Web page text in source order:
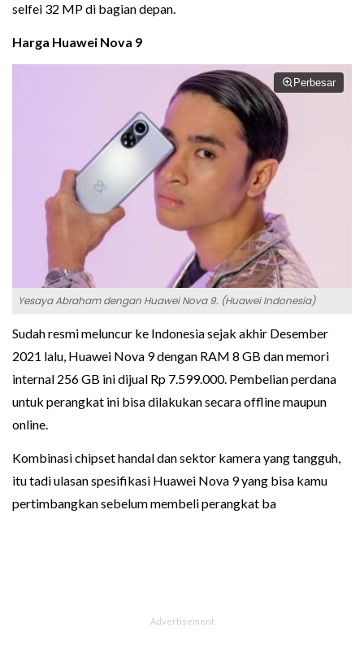
selfei 32 MP di bagian depan.
Harga Huawei Nova 9
Perbesar
Yesaya Abraham dengan Huawei Nova 9. (Huawei Indonesia)
Sudah resmi meluncur ke Indonesia sejak akhir Desember
2021 lalu, Huawei Nova 9 dengan RAM 8 GB dan memori
internal 256 GB ini dijual Rp 7.599.000. Pembelian perdana
untuk perangkat ini bisa dilakukan secara offline maupun
online.
Kombinasi chipset handal dan sektor kamera yang tangguh,
itu tadi ulasan spesifikasi Huawei Nova 9 yang bisa kamu
pertimbangkan sebelum membeli perangkat ba